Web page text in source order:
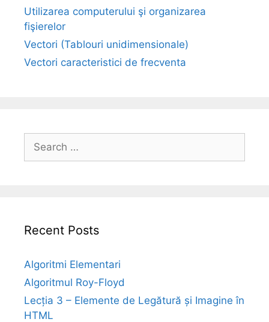
Utilizarea computerului şi organizarea
fişierelor
Vectori (Tablouri unidimensionale)
Vectori caracteristici de frecventa
for:
Recent Posts
Algoritmi Elementari
Algoritmul Roy-Floyd
Lecția 3 – Elemente de Legătură și Imagine în
HTML